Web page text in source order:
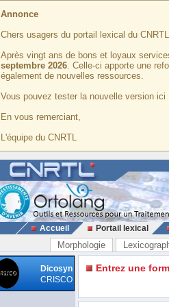
Annonce
Chers usagers du portail lexical du
Après vingt ans de bons et loyaux
septembre 2026. Celle-ci apporte une
également de nouvelles ressources.
Vous pouvez tester la nouvelle version ici
En vous remerciant,
L'équipe du CNRTL
Accueil Portail lexical
Morphologie
Dicosyn
CRISCO
Entrez une